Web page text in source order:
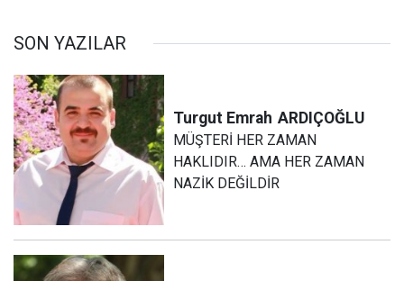
SON YAZILAR
Turgut Emrah ARDIÇOĞLU
MÜŞTERİ HER ZAMAN
HAKLIDIR… AMA HER ZAMAN
NAZİK DEĞİLDİR